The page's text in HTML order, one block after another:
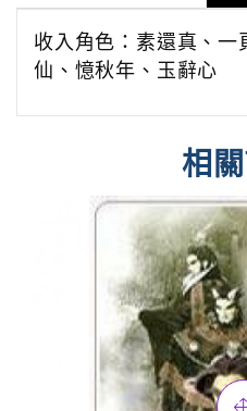
收入角色： 素還真、一
仙、憶秋年、玉辭心
相